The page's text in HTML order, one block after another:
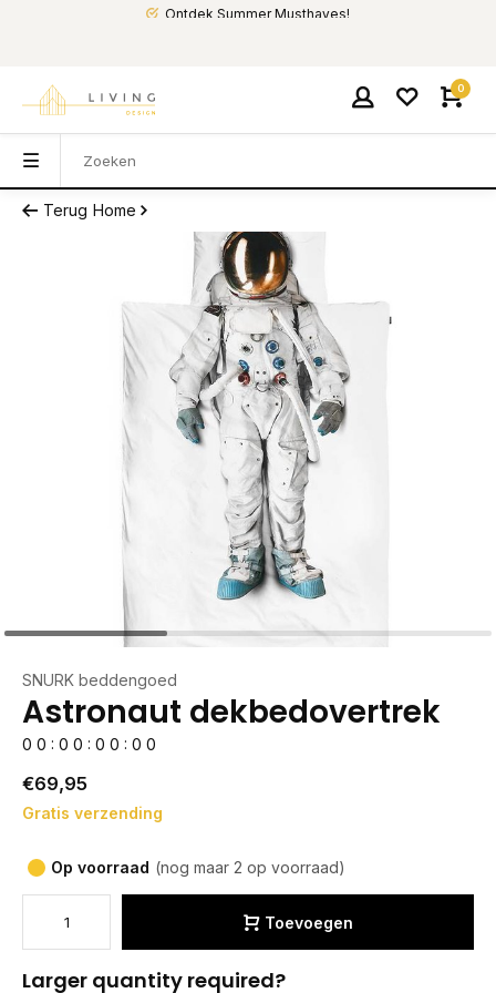
Ontdek Summer Musthaves!
0
Terug Home
SNURK beddengoed
Astronaut dekbedovertrek
0 0 : 0 0 : 0 0 : 0 0
€69,95
Gratis verzending
Op voorraad (nog maar 2 op voorraad)
Toevoegen
Larger quantity required?